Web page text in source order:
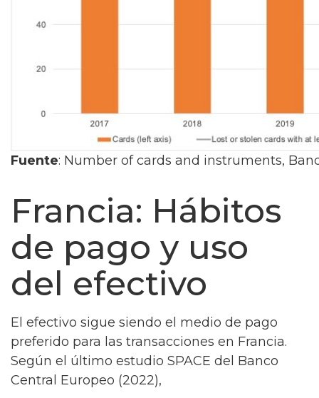
Fuente: Number of cards and instruments,
Francia: Hábitos
de pago y uso
del efectivo
El efectivo sigue siendo el medio de pago
preferido para las transacciones en Francia.
Según el último estudio SPACE del Banco
Central Europeo (2022),